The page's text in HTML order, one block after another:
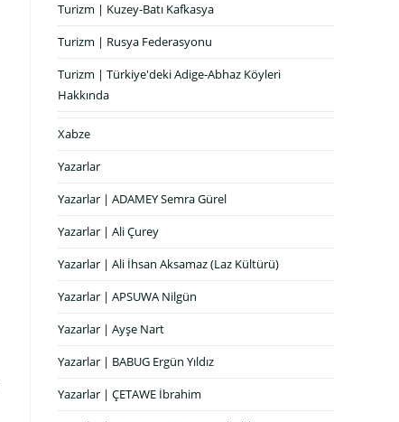
Turizm | Kuzey-Batı Kafkasya
Turizm | Rusya Federasyonu
Turizm | Türkiye'deki Adige-Abhaz Köyleri
Hakkında
Xabze
Yazarlar
Yazarlar | ADAMEY Semra Gürel
Yazarlar | Ali Çurey
Yazarlar | Ali İhsan Aksamaz (Laz Kültürü)
Yazarlar | APSUWA Nilgün
Yazarlar | Ayşe Nart
Yazarlar | BABUG Ergün Yıldız
Yazarlar | ÇETAWE İbrahim